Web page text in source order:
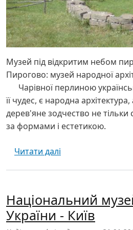
Музей під відкритим небом
Пирогово: музей народної
Чарівної перлиною
її чудес, є народна
дерев'яне зодчество не тільки
за формами і естетикою.
Читати далі
Національний
України - Київ